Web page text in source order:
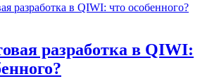
разработка в QIWI: